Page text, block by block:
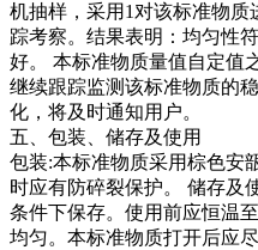
机抽样，采用1对该标准物
踪考察。结果表明：均匀性
好。 本标准物质量值自定值
继续跟踪监测该标准物质的
化，将及时通知用户。
五、包装、储存及使用
包装:本标准物质采用棕色安
时应有防碎裂保护。 储存及
条件下保存。使用前应恒温
均匀。本标准物质打开后应